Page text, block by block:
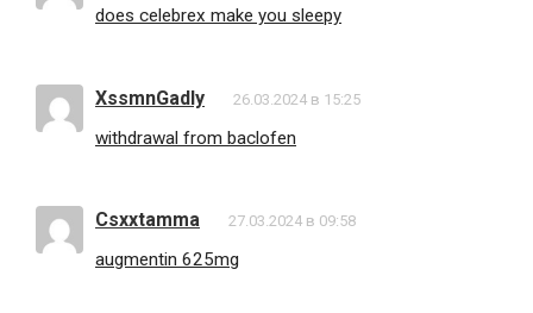
does celebrex make you sleepy
XssmnGadly 26.03.2024 в 15:25
withdrawal from baclofen
Csxxtamma 27.03.2024 в 09:58
augmentin 625mg